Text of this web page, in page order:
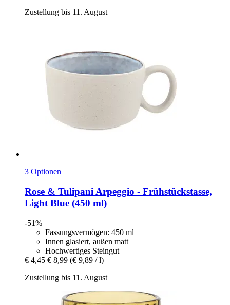
Zustellung bis 11. August
3 Optionen
Rose & Tulipani Arpeggio -​ Frühstückstasse,
Light Blue (450 ml)
-51%
Fassungsvermögen: 450 ml
Innen glasiert, außen matt
Hochwertiges Steingut
€ 4,45 € 8,99 (€ 9,89 / l)
Zustellung bis 11. August